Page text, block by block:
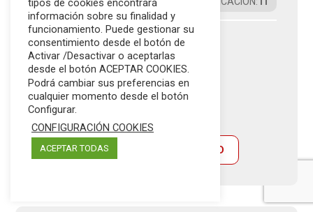
SITIO WEB VER FEED
tipos de cookies encontrará
información sobre su finalidad y
funcionamiento. Puede gestionar su
consentimiento desde el botón de
Activar /Desactivar o aceptarlas
desde el botón ACEPTAR COOKIES.
Podrá cambiar sus preferencias en
cualquier momento desde el botón
Configurar.
CONFIGURACIÓN COOKIES
ACEPTAR TODAS